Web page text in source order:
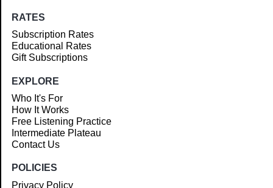
RATES
Subscription Rates
Educational Rates
Gift Subscriptions
EXPLORE
Who It's For
How It Works
Free Listening Practice
Intermediate Plateau
Contact Us
POLICIES
Privacy Policy